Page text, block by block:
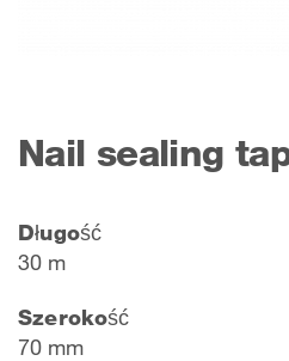
Nail sealing
Długość
30 m
Szerokość
70 mm